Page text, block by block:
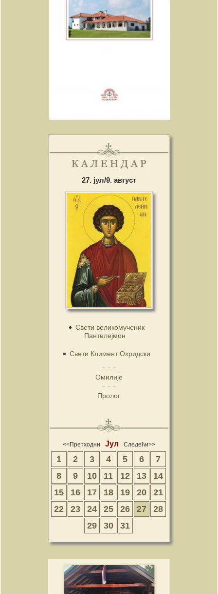
27. јул/9. август
Свети великомученик
Пантелејмон
Свети Климент Охридски
Омилије
Пролог
<<Претходни Јул Следећи>>
1 2 3 4 5 6
7
8
9 10 11 12 13
14
15
16 17 18 19 20
21
22
23 24 25 26 27
28
29
30 31